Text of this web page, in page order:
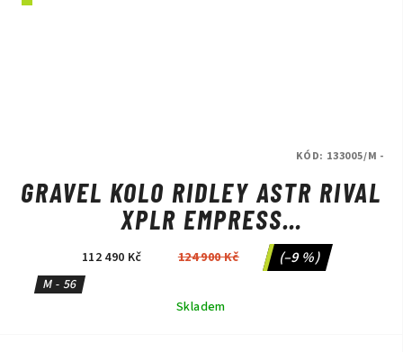
GRAVEL KOLO RIDLEY ASTR RIVAL
XPLR EMPRESS
GREY/ANTHRACITE METALLIC
112 490 Kč 124 900 Kč (–9 %)
M - 56
Skladem
KÓD: 133005/M -